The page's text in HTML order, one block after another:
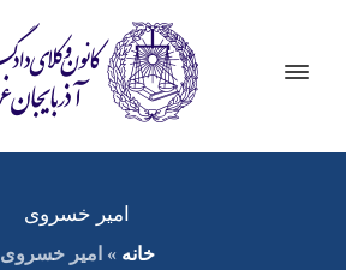
امیر خسروی
خانه » امیر خسروی